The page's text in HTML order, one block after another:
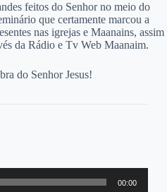
feitos do Senhor no meio do
que certamente marcou a
nas igrejas e Maanains, assim
da Rádio e Tv Web Maanaim.
do Senhor Jesus!
00:00